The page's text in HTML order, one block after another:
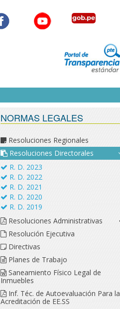
NORMAS LEGALES
Resoluciones Regionales
Resoluciones Directorales
R. D. 2023
R. D. 2022
R. D. 2021
R. D. 2020
R. D. 2019
Resoluciones Administrativas
Resolución Ejecutiva
Directivas
Planes de Trabajo
Saneamiento Físico Legal de
Inmuebles
Inf. Téc. de Autoevaluación Para la
Acreditación de EE.SS